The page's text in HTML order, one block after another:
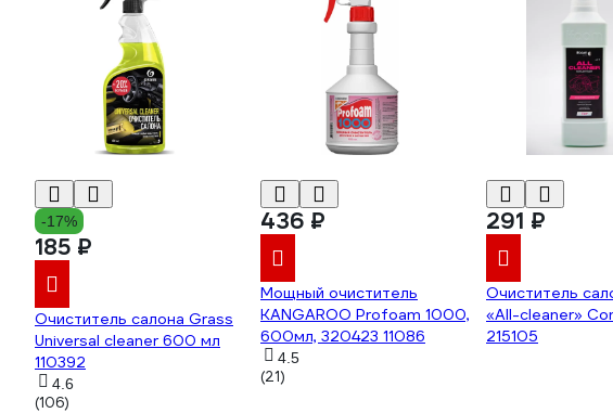
-17%
185 ₽
Очиститель салона Grass
Universal сleaner 600 мл
110392
4.6
(106)
436 ₽
Мощный очиститель
KANGAROO Profoam 1000,
600мл, 320423 11086
4.5
(21)
291 ₽
Очиститель
«All-cleaner»
215105